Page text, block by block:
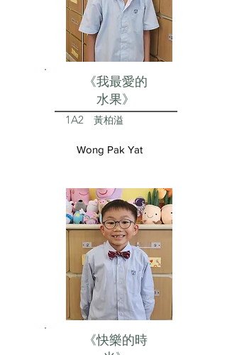
《我最愛的
水果》
1A2 黃柏溢
Wong Pak Yat
《快樂的時